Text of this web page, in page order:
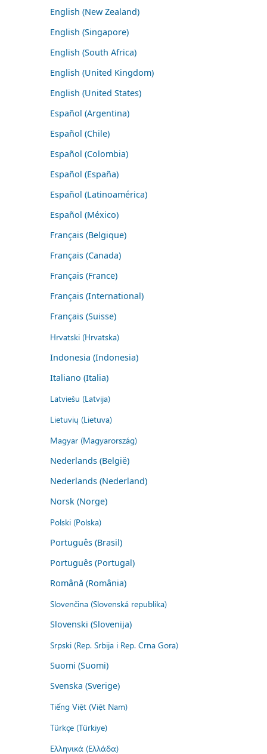
English (New Zealand)
English (Singapore)
English (South Africa)
English (United Kingdom)
English (United States)
Español (Argentina)
Español (Chile)
Español (Colombia)
Español (España)
Español (Latinoamérica)
Español (México)
Français (Belgique)
Français (Canada)
Français (France)
Français (International)
Français (Suisse)
Hrvatski (Hrvatska)
Indonesia (Indonesia)
Italiano (Italia)
Latviešu (Latvija)
Lietuvių (Lietuva)
Magyar (Magyarország)
Nederlands (België)
Nederlands (Nederland)
Norsk (Norge)
Polski (Polska)
Português (Brasil)
Português (Portugal)
Română (România)
Slovenčina (Slovenská republika)
Slovenski (Slovenija)
Srpski (Rep. Srbija i Rep. Crna Gora)
Suomi (Suomi)
Svenska (Sverige)
Tiếng Việt (Việt Nam)
Türkçe (Türkiye)
Ελληνικά (Ελλάδα)